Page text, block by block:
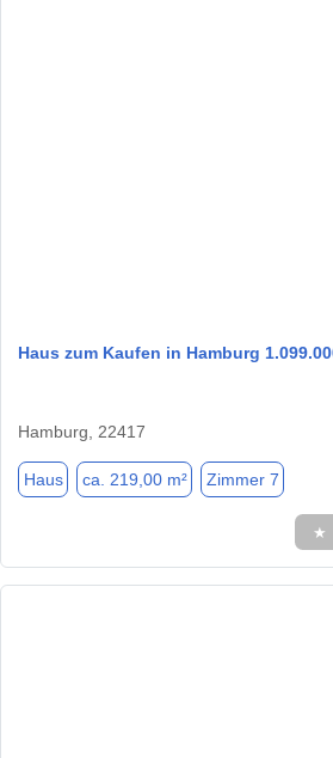
Haus zum Kaufen in Hamburg
Hamburg, 22417
Haus ca. 219,00 m² Zimmer 7
★